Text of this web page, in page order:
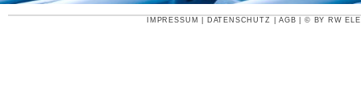
IMPRESSUM DATENSCHUTZ |AGB | © BY RW